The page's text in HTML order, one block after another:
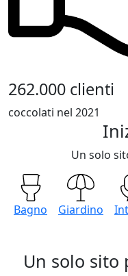
262.000 clienti
coccolati nel 2021
Un solo
Bagno Giardino
Un solo